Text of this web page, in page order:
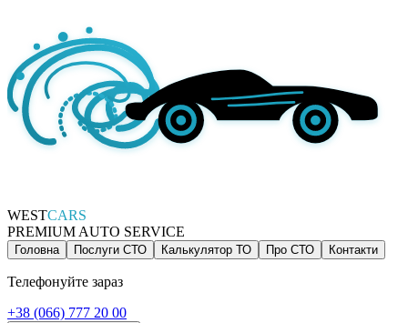
WESTCARS
PREMIUM AUTO SERVICE
Головна Послуги СТО Калькулятор ТО Про СТО Контакти
Телефонуйте зараз
+38 (066) 777 20 00